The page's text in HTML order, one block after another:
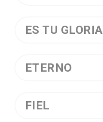
ES TU GLORIA
ETERNO
FIEL